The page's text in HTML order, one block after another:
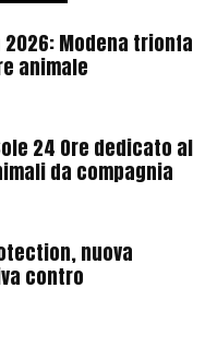
Modena trionfa
animale
24 Ore dedicato al
da compagnia
nuova
contro